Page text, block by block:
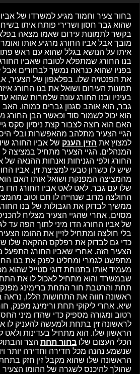
בחור צעיר וחמוד מגיע למשרדו של
שהוא גבר חסון ושרירי פותח איתו
בקשר לתמונות עירום שאמו מצאה
מובך אבל אביו החורג מרגיע אותו
איתו על הנושא בגלל שהוא עם ראש
בנו החורג שמתפלא לטובה שאביו החורג
בפניו שהוא כנראה נמשך לבחורים
את הפנטזיה שלו. בפלאפון של הצעיר,
תמונות העירום ושואל את בנו החורג
בעיניו ובנו החורג עונה שלמרות שהוא
גבר, הוא אוהב סגנון גברים כמוהו.
הוא יכול לשמור סוד וכאשר הבן החורג
האם הוא רוצה לצבור קצת ניסיון סקס
הגיי הצעיר מתלהב מהאפשרות ובלי
למצוץ את הזין הענק של אביו החורג
המנהלים. הגיי הצעיר מתחיל במציצה ל
החורג ולפי הגניחות ואנחות ההנאה של
שיש לו כשרון טבעי למציצת זין. אביו
מהמציצה המפנקת ושואל אותו האם
שלו עם גבר. לאט לאט אביו החורג הדו
החולצה מרוב שנהייה לו חם וטוב
ממשיך לבדוק את הגבולות של בנו
מסוים, אחרי שהגיי הצעיר מצליח
של אביו החורג הדו מיני לתוך הפה עד
בלי חולצה ומתחיל לזיין את ההומו
כדי גם לבדוק את רפלקס ההקאה שלו
הצעיר הזה. אחרי שאביו החורג
מתפשט לגמרי ומחליט לפנק את בנו
מעמיד אותו בתנוחת דוגי סטייל שהוא
שבמשרד והוא מתחיל לאכול לו את
תחת והרטבת חור התחת ברימינג
ראשונה חווה את התחושות הללו, נראה
שיא. אחרי ליקוקי תחת ורימינג מפנק,
רטוב ומגורה מספיק כדי שהדו מיני
לראשונה זין בתחת ולמעשה להעניק לו
הראשון שלו. הוא מתחיל בעדינות
הכלי העצום שלו בחור תחת הצר
שנשמע נהנה מכל חדירה וחדירה יותר
הראשונה שלו שהוא מקבל זין חזק
שהולך להיכנס לשגרה של ההומו